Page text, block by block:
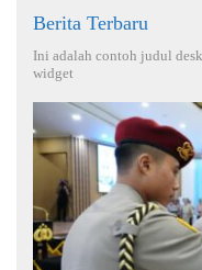
Berita Terbaru
Ini adalah contoh judul
widget